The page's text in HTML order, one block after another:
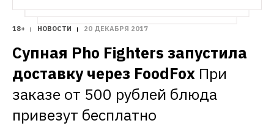
18+ НОВОСТИ 20 ДЕКАБРЯ 2017
Супная Pho Fighters запустила
доставку через FoodFox При
заказе от 500 рублей блюда
привезут бесплатно